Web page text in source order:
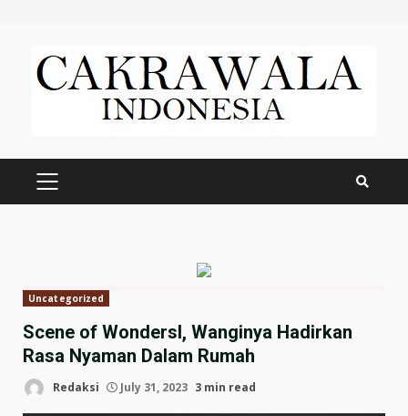
content
PRIMARY
Uncategorized
Scene of Wondersl, Wanginya Hadirkan
Rasa Nyaman Dalam Rumah
Redaksi July 31, 2023 3 min read